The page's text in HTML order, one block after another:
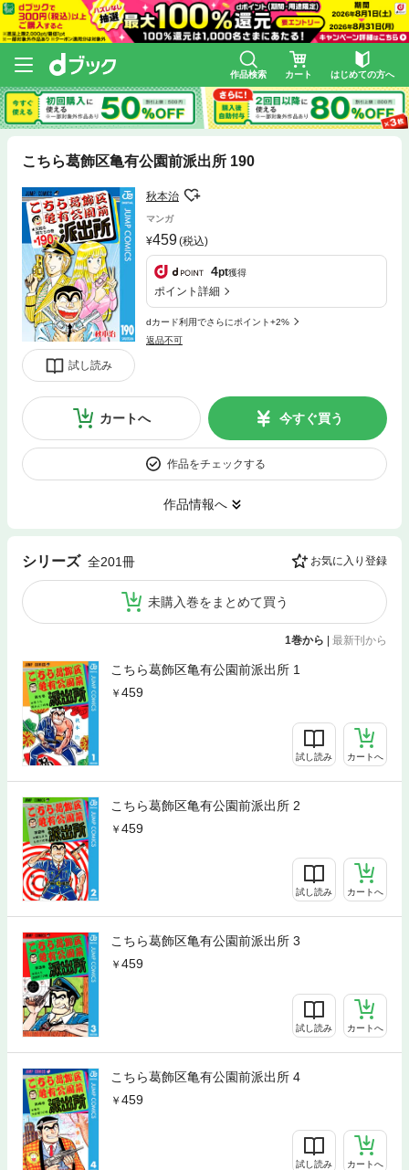
作品検索 カート はじめての方へ
こちら葛飾区亀有公園前派出所 190
試し読み
秋本治
マンガ
459(税込)
4pt獲得
ポイント詳細
dカード利用でさらにポイント+2%
返品不可
カートへ 今すぐ買う
作品をチェックする
作品情報へ
シリーズ 全201冊 お気に入り登録
未購入巻をまとめて買う
1巻から 最新刊から
こちら葛飾区亀有公園前派出所 1
459
試し読み カートへ
こちら葛飾区亀有公園前派出所 2
459
試し読み カートへ
こちら葛飾区亀有公園前派出所 3
459
試し読み カートへ
こちら葛飾区亀有公園前派出所 4
459
試し読み カートへ